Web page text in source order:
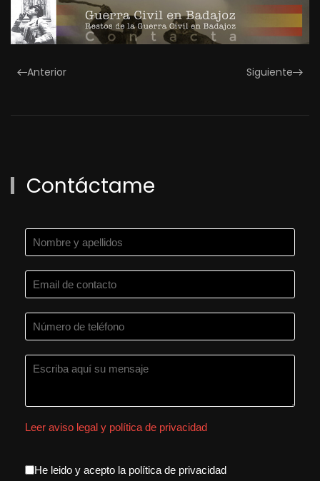
Anterior Siguiente
Contáctame
Leer aviso legal y política de privacidad
aceptacion política de
He leido y acepto la política de privacidad